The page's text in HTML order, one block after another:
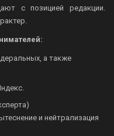
с позицией редакции.
а также
и нейтрализация